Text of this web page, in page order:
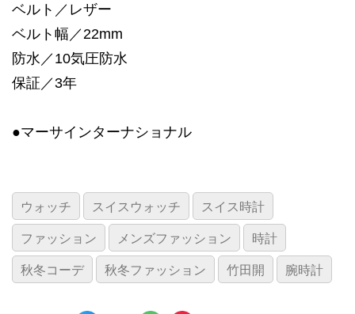
ベルト／レザー
ベルト幅／22mm
防水／10気圧防水
保証／3年
●マーサインターナショナル
ウォッチ スイスウォッチ スイス時計
ファッション メンズファッション 時計
秋冬コーデ 秋冬ファッション 竹田開 腕時計